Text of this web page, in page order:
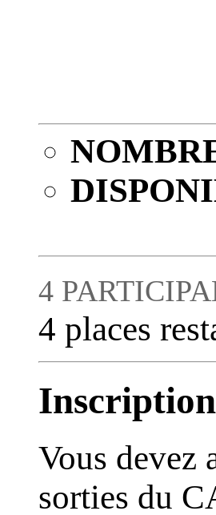
4
4 places
Vous devez
sorties du